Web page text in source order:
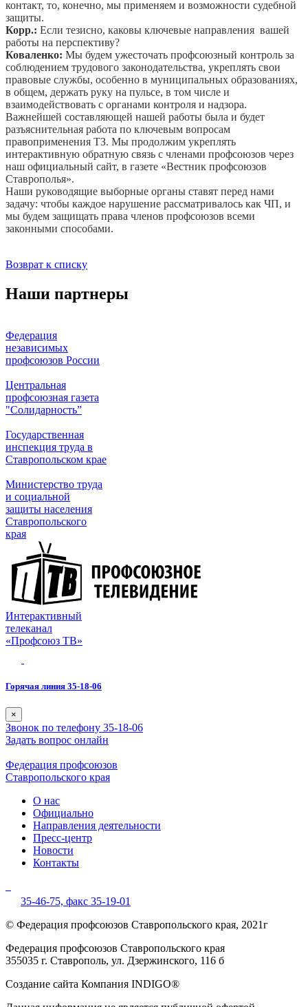
контакт, то, конечно, мы применяем и возможности судебной
защиты.
Корр.: Если тезисно, каковы ключевые направления вашей
работы на перспективу?
Коваленко: Мы будем ужесточать профсоюзный контроль за
соблюдением трудового законодательства, укреплять свои
правовые службы, особенно в муниципальных образованиях,
в общем, держать руку на пульсе, в том числе и
взаимодействовать с органами контроля и надзора.
Важнейшей составляющей нашей работы была и будет
разъяснительная работа по ключевым вопросам
правоприменения ТЗ. Мы продолжим укреплять
интерактивную обратную связь с членами профсоюзов через
наш официальный сайт, в газете «Вестник профсоюзов
Ставрополья».
Наши руководящие выборные органы ставят перед нами
задачу: чтобы каждое нарушение рассматривалось как ЧП, и
мы будем защищать права членов профсоюзов всеми
законными способами.
Возврат к списку
Наши партнеры
Федерация
независимых
профсоюзов России
Центральная
профсоюзная газета
"Солидарность”
Государственная
инспекция труда в
Ставропольском крае
Министерство труда
и социальной
защиты населения
Ставропольского
края
Интерактивный
телеканал
«Профсоюз ТВ»
Горячая линия 35-18-06
×
Звонок по телефону 35-18-06
Задать вопрос онлайн
Федерация профсоюзов
Ставропольского края
О нас
Официально
Направления деятельности
Пресс-центр
Новости
Контакты
35-46-75, факс 35-19-01
© Федерация профсоюзов Ставропольского края, 2021г
Федерация профсоюзов Ставропольского края
355035 г. Ставрополь, ул. Дзержинского, 116 б
Создание сайта Компания INDIGO®